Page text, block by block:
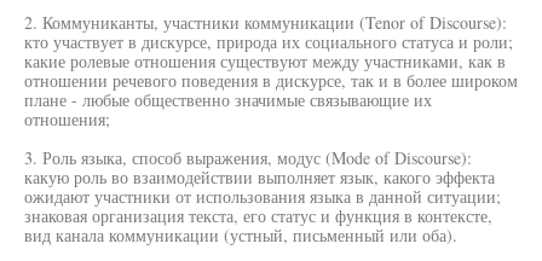
2. Коммуниканты, участники коммуникации (Tenor of Discourse):
кто участвует в дискурсе, природа их социального статуса и роли;
какие ролевые отношения существуют между участниками, как в
отношении речевого поведения в дискурсе, так и в более широком
плане - любые общественно значимые связывающие их
отношения;
3. Роль языка, способ выражения, модус (Mode of Discourse):
какую роль во взаимодействии выполняет язык, какого эффекта
ожидают участники от использования языка в данной ситуации;
знаковая организация текста, его статус и функция в контексте,
вид канала коммуникации (устный, письменный или оба).